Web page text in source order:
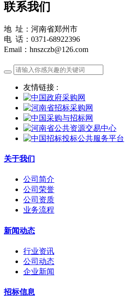
联系我们
地 址：河南省郑州市
电 话：0371-68922396
Email：hnszczb@126.com
友情链接 :
关于我们
公司简介
公司荣誉
公司资质
业务流程
新闻动态
行业资讯
公司动态
企业新闻
招标信息